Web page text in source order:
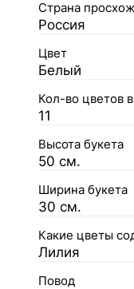
Страна
Россия
Цвет
Белый
Кол-во цветов
11
Высота букета
50 см.
Ширина букета
30 см.
Какие цветы
Лилия
Повод